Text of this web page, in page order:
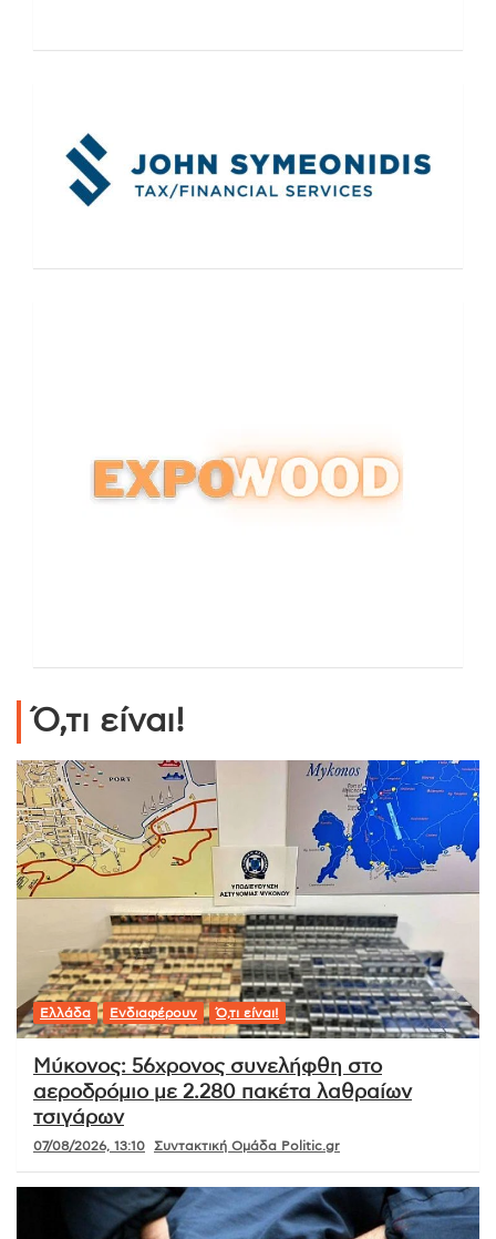
Ό,τι είναι!
Ελλάδα Ενδιαφέρουν Ό,τι είναι!
Μύκονος: 56χρονος συνελήφθη στο
αεροδρόμιο με 2.280 πακέτα λαθραίων
τσιγάρων
07/08/2026, 13:10 Συντακτική Ομάδα Politic.gr